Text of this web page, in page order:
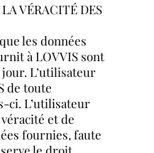
VÉRACITÉ DES
les données
à LOVVIS sont
L’utilisateur
de toute
ci. L’utilisateur
et de
fournies, faute